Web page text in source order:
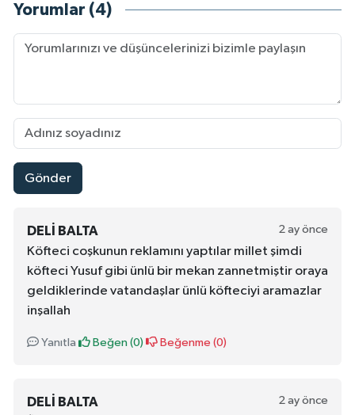
Yorumlar (4)
Gönder
DELI BALTA 2 ay önce
Köfteci coşkunun reklamını yaptılar millet şimdi
köfteci Yusuf gibi ünlü bir mekan zannetmiştir oraya
geldiklerinde vatandaşlar ünlü köfteciyi aramazlar
inşallah
Yanıtla Beğen (0) Beğenme (0)
DELI BALTA 2 ay önce